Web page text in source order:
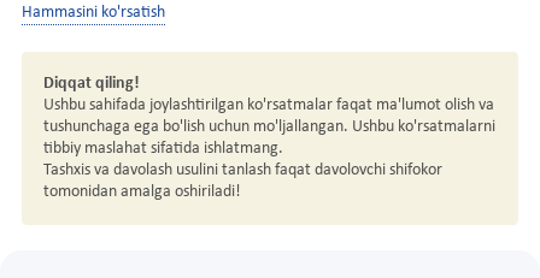
Hammasini ko'rsatish
Diqqat qiling!
Ushbu sahifada joylashtirilgan ko'rsatmalar faqat ma'lumot olish va
tushunchaga ega bo'lish uchun mo'ljallangan. Ushbu ko'rsatmalarni
tibbiy maslahat sifatida ishlatmang.
Tashxis va davolash usulini tanlash faqat davolovchi shifokor
tomonidan amalga oshiriladi!